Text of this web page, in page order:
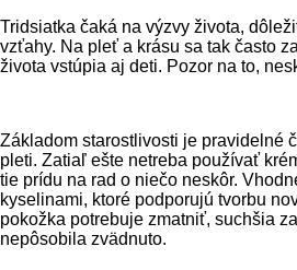
Tridsiatka čaká na výzvy života,
vzťahy. Na pleť a krásu sa tak často
života vstúpia aj deti. Pozor na to,
Základom starostlivosti je pravidelné
pleti. Zatiaľ ešte netreba používať
tie prídu na rad o niečo neskôr.
kyselinami, ktoré podporujú tvorbu
pokožka potrebuje zmatniť, suchšia
nepôsobila zvädnuto.